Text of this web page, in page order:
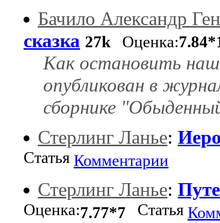
Бачило Александр
сказка 27kОценка:
Как остановить
опубликован в
сборнике
Стерлинг Ланье:
Статья Комментарии
Стерлинг Ланье:
Оценка:7.77*7 Статья